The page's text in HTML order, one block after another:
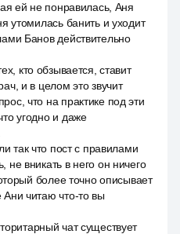
ей не понравилась, Аня
утомилась банить и уходит
Банов действительно
кто обзывается, ставит
и в целом это звучит
что на практике под эти
угодно и даже
так что пост с правилами
вникать в него он ничего
более точно описывает
читаю что-то вы
чат существует